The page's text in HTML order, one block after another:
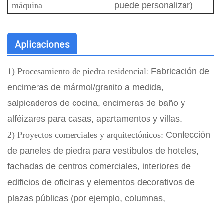
máquina
puede personalizar)
Aplicaciones
1) Procesamiento de piedra residencial: Fabricación de
encimeras de mármol/granito a medida,
salpicaderos de cocina, encimeras de baño y
alféizares para casas, apartamentos y villas.
2) Proyectos comerciales y arquitectónicos: Confección
de paneles de piedra para vestíbulos de hoteles,
fachadas de centros comerciales, interiores de
edificios de oficinas y elementos decorativos de
plazas públicas (por ejemplo, columnas,